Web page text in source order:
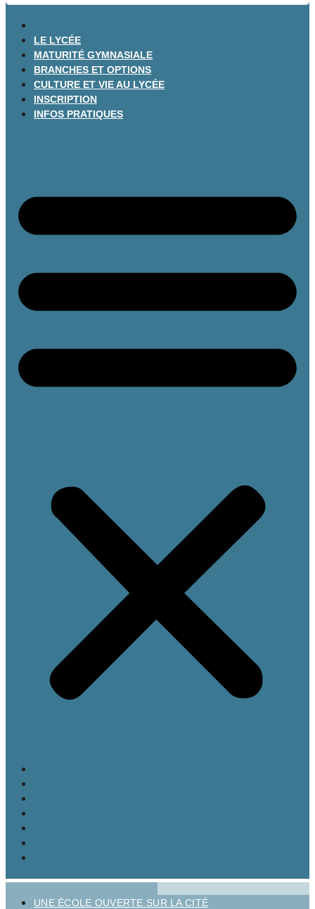
LE LYCÉE
MATURITÉ GYMNASIALE
BRANCHES ET OPTIONS
CULTURE ET VIE AU LYCÉE
INSCRIPTION
INFOS PRATIQUES
UNE ÉCOLE OUVERTE SUR LA CITÉ